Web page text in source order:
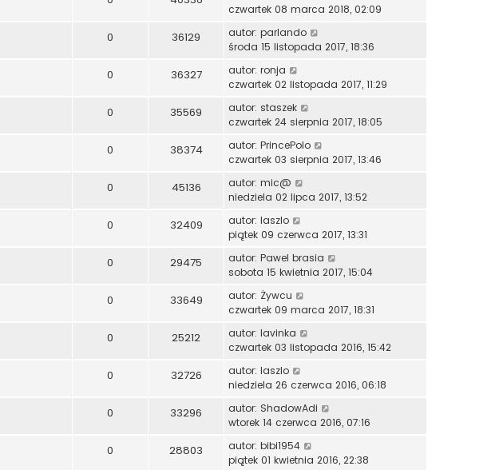
czwartek 08 marca 2018, 02:09
0 36129 autor: parlando
środa 15 listopada 2017, 18:36
0 36327 autor: ronja
czwartek 02 listopada 2017, 11:29
0 35569 autor: staszek
czwartek 24 sierpnia 2017, 18:05
0 38374 autor: PrincePolo
czwartek 03 sierpnia 2017, 13:46
0 45136 autor: mic@
niedziela 02 lipca 2017, 13:52
0 32409 autor: laszlo
piątek 09 czerwca 2017, 13:31
0 29475 autor: Pawel brasia
sobota 15 kwietnia 2017, 15:04
0 33649 autor: Żywcu
czwartek 09 marca 2017, 18:31
0 25212 autor: lavinka
czwartek 03 listopada 2016, 15:42
0 32726 autor: laszlo
niedziela 26 czerwca 2016, 06:18
0 33296 autor: ShadowAdi
wtorek 14 czerwca 2016, 07:16
0 28803 autor: bibi1954
piątek 01 kwietnia 2016, 22:38